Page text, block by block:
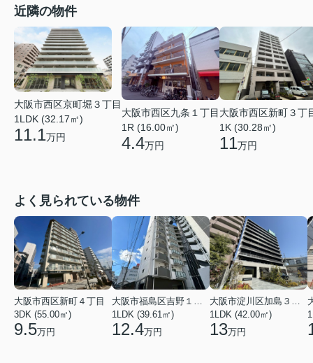
近隣の物件
大阪市西区京町堀３丁目
1LDK (32.17㎡)
11.1万円
大阪市西区九条１丁目
1R (16.00㎡)
4.4万円
大阪市西区新町３丁
1K (30.28㎡)
11万円
よく見られている物件
大阪市西区新町４丁目
3DK (55.00㎡)
9.5万円
大阪市福島区吉野１丁目
1LDK (39.61㎡)
12.4万円
大阪市淀川区加島３丁目
1LDK (42.00㎡)
13万円